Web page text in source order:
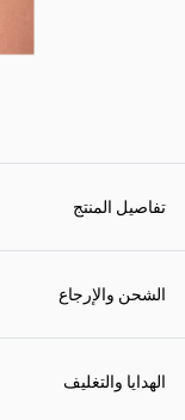
تفاصيل المنتج
الشحن والإرجاع
الهدايا والتغليف